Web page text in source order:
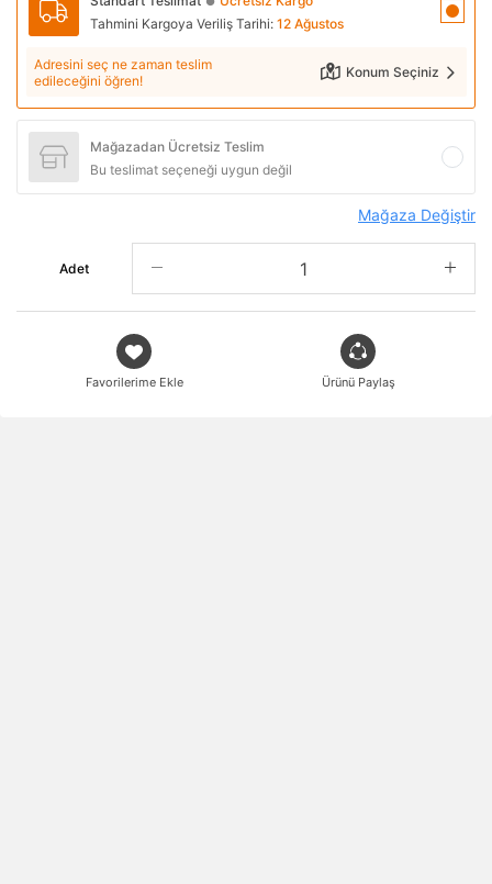
Tahmini Kargoya Veriliş Tarihi: 12 Ağustos
Adresini seç ne zaman teslim
edileceğini öğren!
Konum Seçiniz
Mağazadan Ücretsiz Teslim
Bu teslimat seçeneği uygun değil
Mağaza Değiştir
Adet
Favorilerime Ekle Ürünü Paylaş